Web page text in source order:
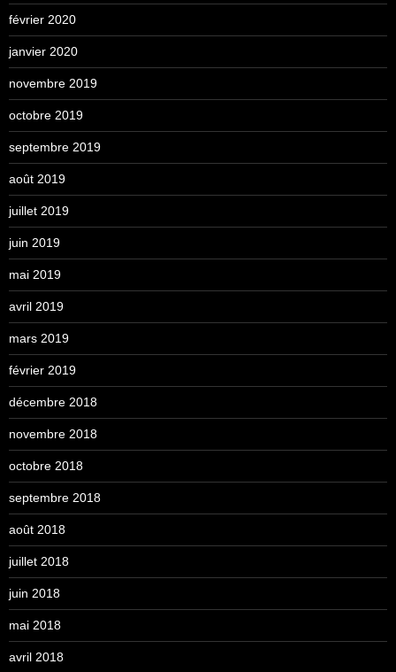
février 2020
janvier 2020
novembre 2019
octobre 2019
septembre 2019
août 2019
juillet 2019
juin 2019
mai 2019
avril 2019
mars 2019
février 2019
décembre 2018
novembre 2018
octobre 2018
septembre 2018
août 2018
juillet 2018
juin 2018
mai 2018
avril 2018